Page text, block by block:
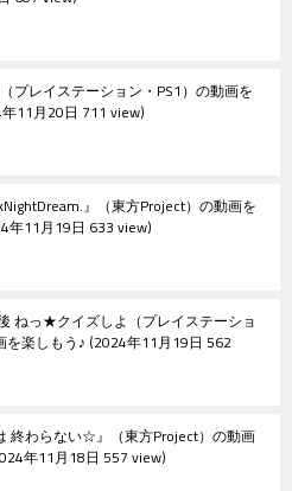
プレイステーション・PS1）の動画を
11月20日 711 view
』（東方Project）の動画を
年11月19日 633 view
ねっ★クイズしよ（プレイステーショ
を楽しもう♪ 2024年11月19日 562
終わらない☆』（東方Project）の動画
年11月18日 557 view